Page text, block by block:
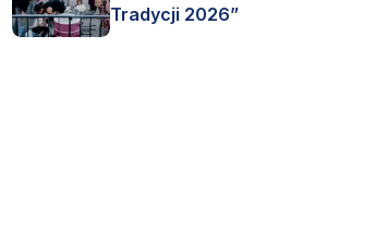
Tradycji 2026”